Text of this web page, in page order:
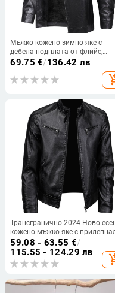
Мъжко кожено зимно яке с
дебела подплата от флийс,
ветроустойчиво и
водоустойчиво, стандартна
кройка
69.75 €/136.42 лв
Трансгранично 2024 Ново
кожено мъжко яке с
кройка, корейско модно
ежедневно яке, трансгранично
кожено яке с яка стойка
59.08 - 63.55 €/
115.55 - 124.29 лв